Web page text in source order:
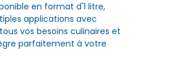
en format d'1 litre,
applications avec
vos besoins culinaires et
parfaitement à votre